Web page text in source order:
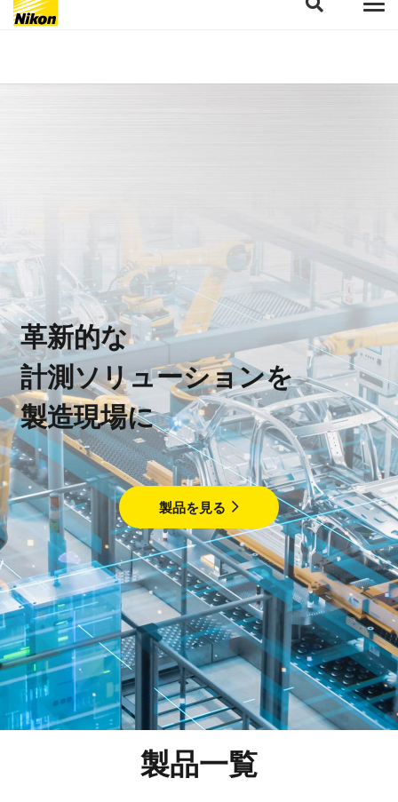
革新的な
計測ソリューションを
製造現場に
製品を見る
製品一覧